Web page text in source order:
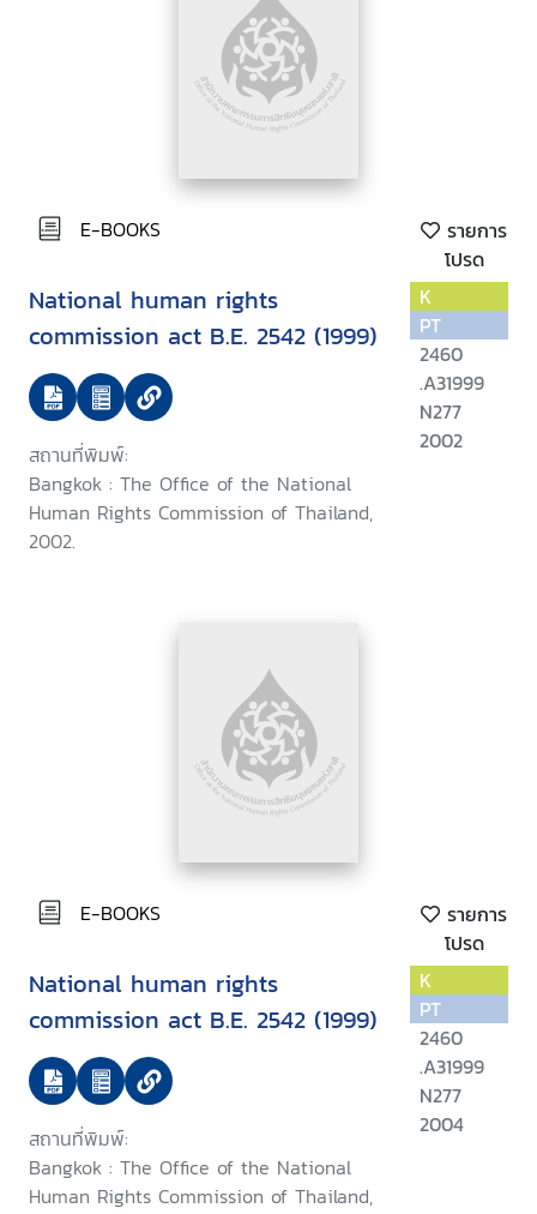
E-BOOKS
รายการ
โปรด
National human rights
commission act B.E. 2542 (1999)
สถานที่พิมพ์:
Bangkok : The Office of the National
Human Rights Commission of Thailand,
2002.
K
PT
2460
.A31999
N277
2002
E-BOOKS
รายการ
โปรด
National human rights
commission act B.E. 2542 (1999)
สถานที่พิมพ์:
Bangkok : The Office of the National
Human Rights Commission of Thailand,
K
PT
2460
.A31999
N277
2004